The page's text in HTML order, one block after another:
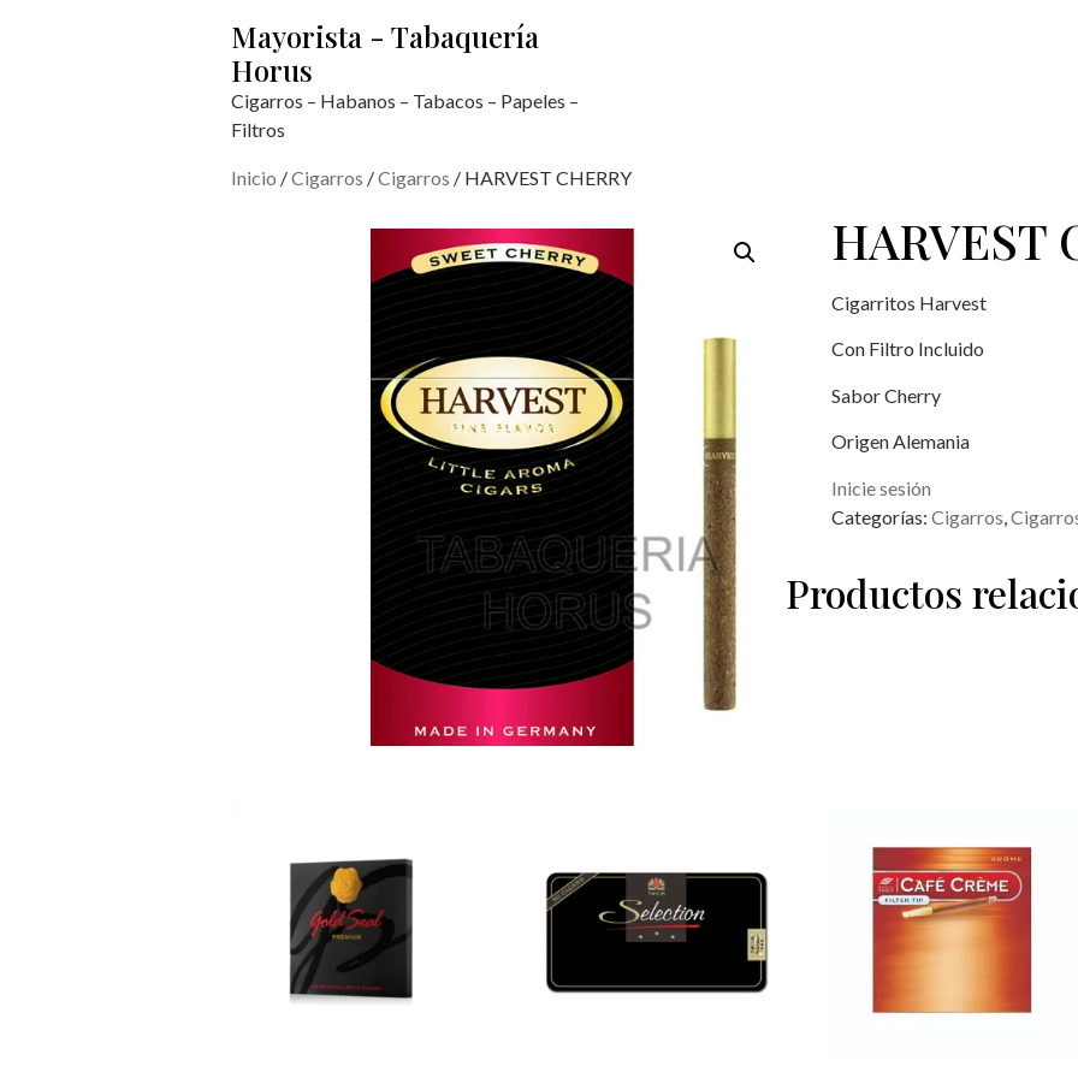
Mayorista - Tabaquería
Horus
Cigarros – Habanos – Tabacos – Papeles –
Filtros
Inicio /Cigarros /Cigarros / HARVEST CHERRY
HARVEST
Cigarritos Harvest
Con Filtro Incluido
Sabor Cherry
Origen Alemania
Inicie sesión
Categorías:Cigarros ,
Productos